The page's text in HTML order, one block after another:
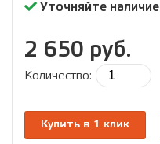
Уточняйте наличие
2 650 руб.
Количество:
Купить в 1 клик